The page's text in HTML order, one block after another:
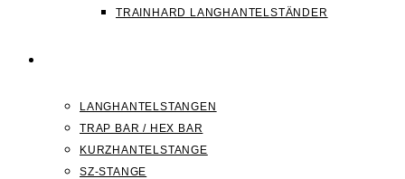
TRAINHARD LANGHANTELSTÄNDER
LANGHANTELSTANGEN
TRAP BAR / HEX BAR
KURZHANTELSTANGE
SZ-STANGE